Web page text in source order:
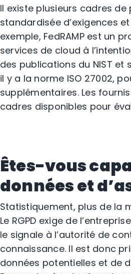
Il existe plusieurs cadres
standardisée d’exigences
exemple, FedRAMP est un
services de cloud à
des publications du NIST
il y a la norme ISO 27002,
supplémentaires. Les
cadres disponibles pour
Êtes-vous
données et
Statistiquement, plus de la
Le RGPD exige de
le signale à l’autorité de
connaissance. Il est donc
données potentielles et de